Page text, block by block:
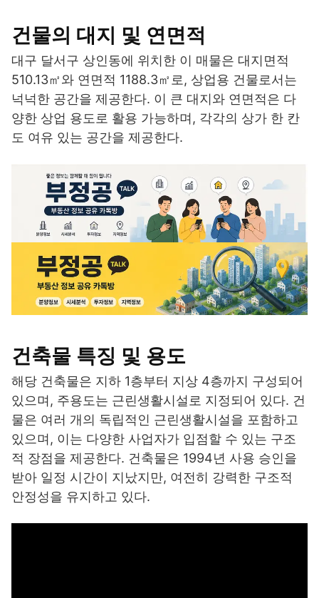
건물의 대지 및 연면적
대구 달서구 상인동에 위치한 이 매물은 대지면적
510.13㎡와 연면적 1188.3㎡로, 상업용 건물로서는
넉넉한 공간을 제공한다. 이 큰 대지와 연면적은 다
양한 상업 용도로 활용 가능하며, 각각의 상가 한 칸
도 여유 있는 공간을 제공한다.
건축물 특징 및 용도
해당 건축물은 지하 1층부터 지상 4층까지 구성되어
있으며, 주용도는 근린생활시설로 지정되어 있다. 건
물은 여러 개의 독립적인 근린생활시설을 포함하고
있으며, 이는 다양한 사업자가 입점할 수 있는 구조
적 장점을 제공한다. 건축물은 1994년 사용 승인을
받아 일정 시간이 지났지만, 여전히 강력한 구조적
안정성을 유지하고 있다.